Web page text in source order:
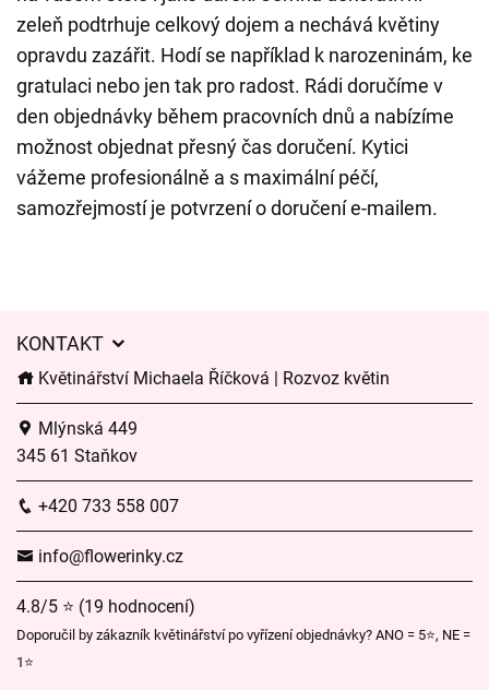
zeleň podtrhuje celkový dojem a nechává květiny
opravdu zazářit. Hodí se například k narozeninám, ke
gratulaci nebo jen tak pro radost. Rádi doručíme v
den objednávky během pracovních dnů a nabízíme
možnost objednat přesný čas doručení. Kytici
vážeme profesionálně a s maximální péčí,
samozřejmostí je potvrzení o doručení e-mailem.
KONTAKT
Květinářství Michaela Říčková | Rozvoz květin
Mlýnská 449
345 61 Staňkov
+420 733 558 007
info@flowerinky.cz
4.8/5 ⭐ (19 hodnocení)
Doporučil by zákazník květinářství po vyřízení objednávky? ANO = 5⭐, NE =
1⭐